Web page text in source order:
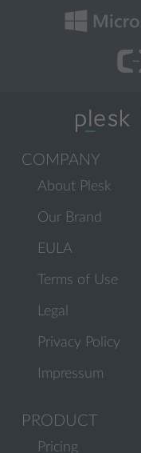
COMPANY
About Plesk
Our Brand
EULA
Terms of Use
Legal
Privacy Policy
Impressum
PRODUCT
Pricing